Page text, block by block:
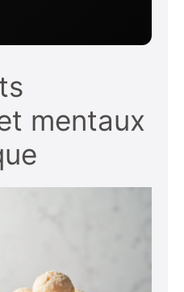
mentaux